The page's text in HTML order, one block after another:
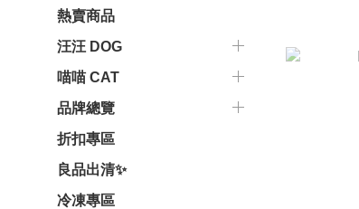
熱賣商品
汪汪 DOG
喵喵 CAT
品牌總覽
折扣專區
良品出清✨
冷凍專區